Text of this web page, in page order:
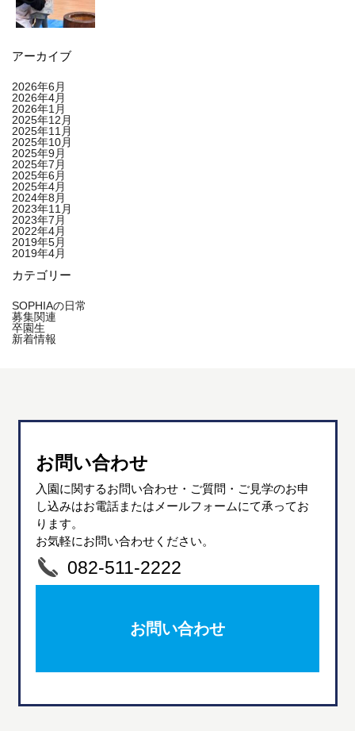
アーカイブ
2026年6月
2026年4月
2026年1月
2025年12月
2025年11月
2025年10月
2025年9月
2025年7月
2025年6月
2025年4月
2024年8月
2023年11月
2023年7月
2022年4月
2019年5月
2019年4月
カテゴリー
SOPHIAの日常
募集関連
卒園生
新着情報
お問い合わせ
入園に関するお問い合わせ・ご質問・ご見学のお申
し込みはお電話またはメールフォームにて承ってお
ります。
お気軽にお問い合わせください。
082-511-2222
お問い合わせ